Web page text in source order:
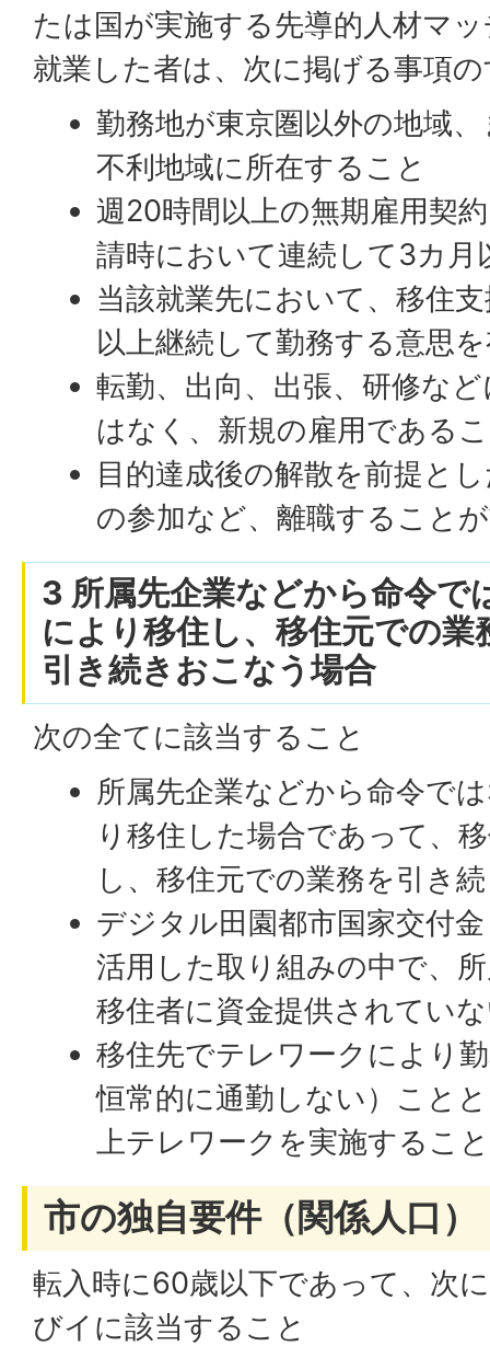
たは国が実施する先導的人材マ
就業した者は、次に掲げる事項
勤務地が東京圏以外の地域
不利地域に所在すること
週20時間以上の無期雇用契
請時において連続して3カ月
当該就業先において、移住
以上継続して勤務する意思
転勤、出向、出張、研修な
はなく、新規の雇用である
目的達成後の解散を前提と
の参加など、離職すること
3 所属先企業などから命令で
により移住し、移住元での
引き続きおこなう場合
次の全てに該当すること
所属先企業などから命令で
り移住した場合であって、
し、移住元での業務を引き
デジタル田園都市国家交付
活用した取り組みの中で、
移住者に資金提供されてい
移住先でテレワークにより
恒常的に通勤しない）こと
上テレワークを実施すること
市の独自要件（関係人口）
転入時に60歳以下であって、次
びイに該当すること